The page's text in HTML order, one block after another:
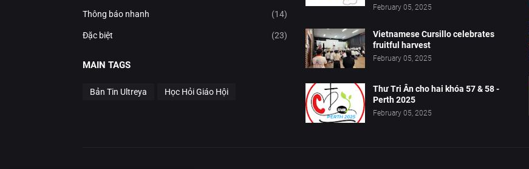
Thông báo nhanh (14)
Đặc biệt (23)
MAIN TAGS
Bản Tin Ultreya Học Hỏi Giáo Hội
February 05, 2025
Vietnamese Cursillo celebrates
fruitful harvest
February 05, 2025
Thư Tri Ân cho hai khóa 57 & 58 -
Perth 2025
February 05, 2025